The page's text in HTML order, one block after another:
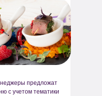
предложат
с учетом тематики